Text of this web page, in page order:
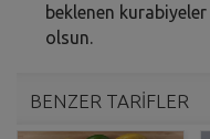
beklenen
olsun.
BENZER TARİFLER